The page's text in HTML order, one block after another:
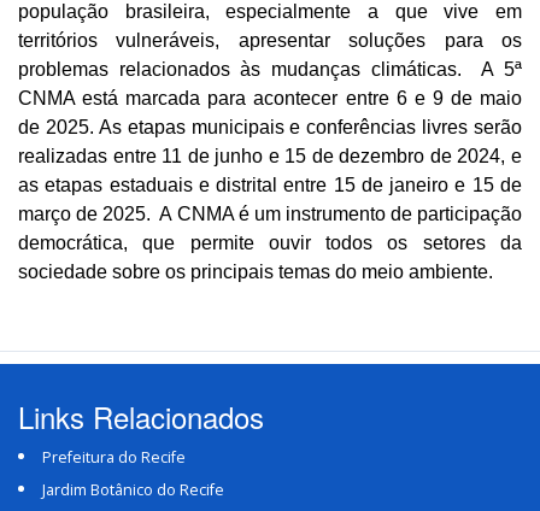
população brasileira, especialmente a que vive em
territórios vulneráveis, apresentar soluções para os
problemas relacionados às mudanças climáticas.  A 5ª
CNMA está marcada para acontecer entre 6 e 9 de maio
de 2025. As etapas municipais e conferências livres serão
realizadas entre 11 de junho e 15 de dezembro de 2024, e
as etapas estaduais e distrital entre 15 de janeiro e 15 de
março de 2025.  A CNMA é um instrumento de participação
democrática, que permite ouvir todos os setores da
sociedade sobre os principais temas do meio ambiente.
Links Relacionados
Prefeitura do Recife
Jardim Botânico do Recife